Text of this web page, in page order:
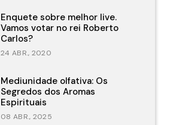
Enquete sobre melhor live.
Vamos votar no rei Roberto
Carlos?
24 ABR., 2020
Mediunidade olfativa: Os
Segredos dos Aromas
Espirituais
08 ABR., 2025